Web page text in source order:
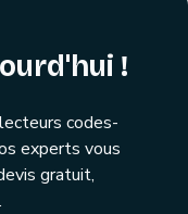
!
codes-
experts vous
gratuit,